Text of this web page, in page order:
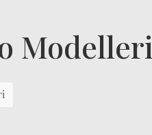
Modelleri